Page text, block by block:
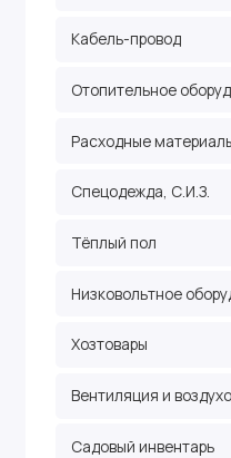
Кабель-провод
Отопительное
Расходные
Спецодежда, С.И.З.
Тёплый пол
Низковольтное
Хозтовары
Вентиляция и
Садовый инвентарь